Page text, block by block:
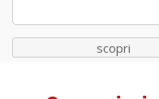
scopri